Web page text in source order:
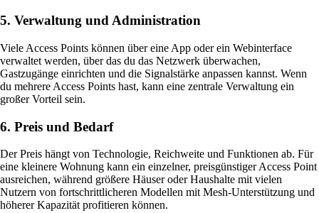
5. Verwaltung und Administration
Viele Access Points können über eine App oder ein Webinterface
verwaltet werden, über das du das Netzwerk überwachen,
Gastzugänge einrichten und die Signalstärke anpassen kannst. Wenn
du mehrere Access Points hast, kann eine zentrale Verwaltung ein
großer Vorteil sein.
6. Preis und Bedarf
Der Preis hängt von Technologie, Reichweite und Funktionen ab. Für
eine kleinere Wohnung kann ein einzelner, preisgünstiger Access Point
ausreichen, während größere Häuser oder Haushalte mit vielen
Nutzern von fortschrittlicheren Modellen mit Mesh-Unterstützung und
höherer Kapazität profitieren können.